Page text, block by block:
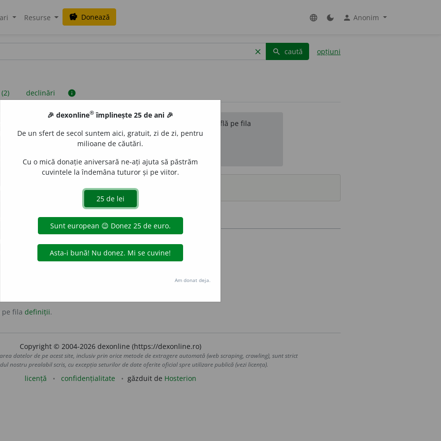
Resurse savings Donează language dark_mode person Anonim
clear search caută opțiuni
declinări info
sunt compilate de echipa dexonline. Definițiile originale se află pe fila
reordona filele pe pagina depreferințe.
surse
pe fila definiții.
Copyright © 2004-2026 dexonline (https://dexonline.ro)
datelor de pe acest site, inclusiv prin orice metode de extragere automată (web scraping, crawling), sunt strict
nostru prealabil scris, cu excepția seturilor de date oferite oficial spre utilizare publică (vezi licența).
licență confidențialitate găzduit de Hosterion
🎉 dexonline® împlinește 25 de ani 🎉
De un sfert de secol suntem aici, gratuit, zi de zi, pentru
milioane de căutări.
Cu o mică donație aniversară ne-ați ajuta să păstrăm
cuvintele la îndemâna tuturor și pe viitor.
Am donat deja.